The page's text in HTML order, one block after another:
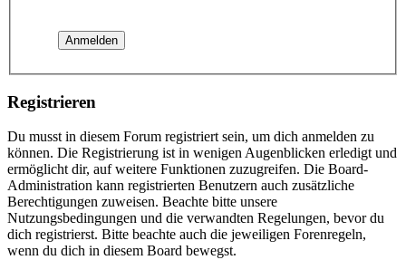
Registrieren
Du musst in diesem Forum registriert sein, um dich anmelden zu
können. Die Registrierung ist in wenigen Augenblicken erledigt und
ermöglicht dir, auf weitere Funktionen zuzugreifen. Die Board-
Administration kann registrierten Benutzern auch zusätzliche
Berechtigungen zuweisen. Beachte bitte unsere
Nutzungsbedingungen und die verwandten Regelungen, bevor du
dich registrierst. Bitte beachte auch die jeweiligen Forenregeln,
wenn du dich in diesem Board bewegst.